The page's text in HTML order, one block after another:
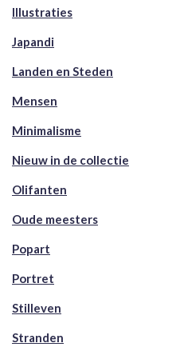
Illustraties
Japandi
Landen en Steden
Mensen
Minimalisme
Nieuw in de collectie
Olifanten
Oude meesters
Popart
Portret
Stilleven
Stranden